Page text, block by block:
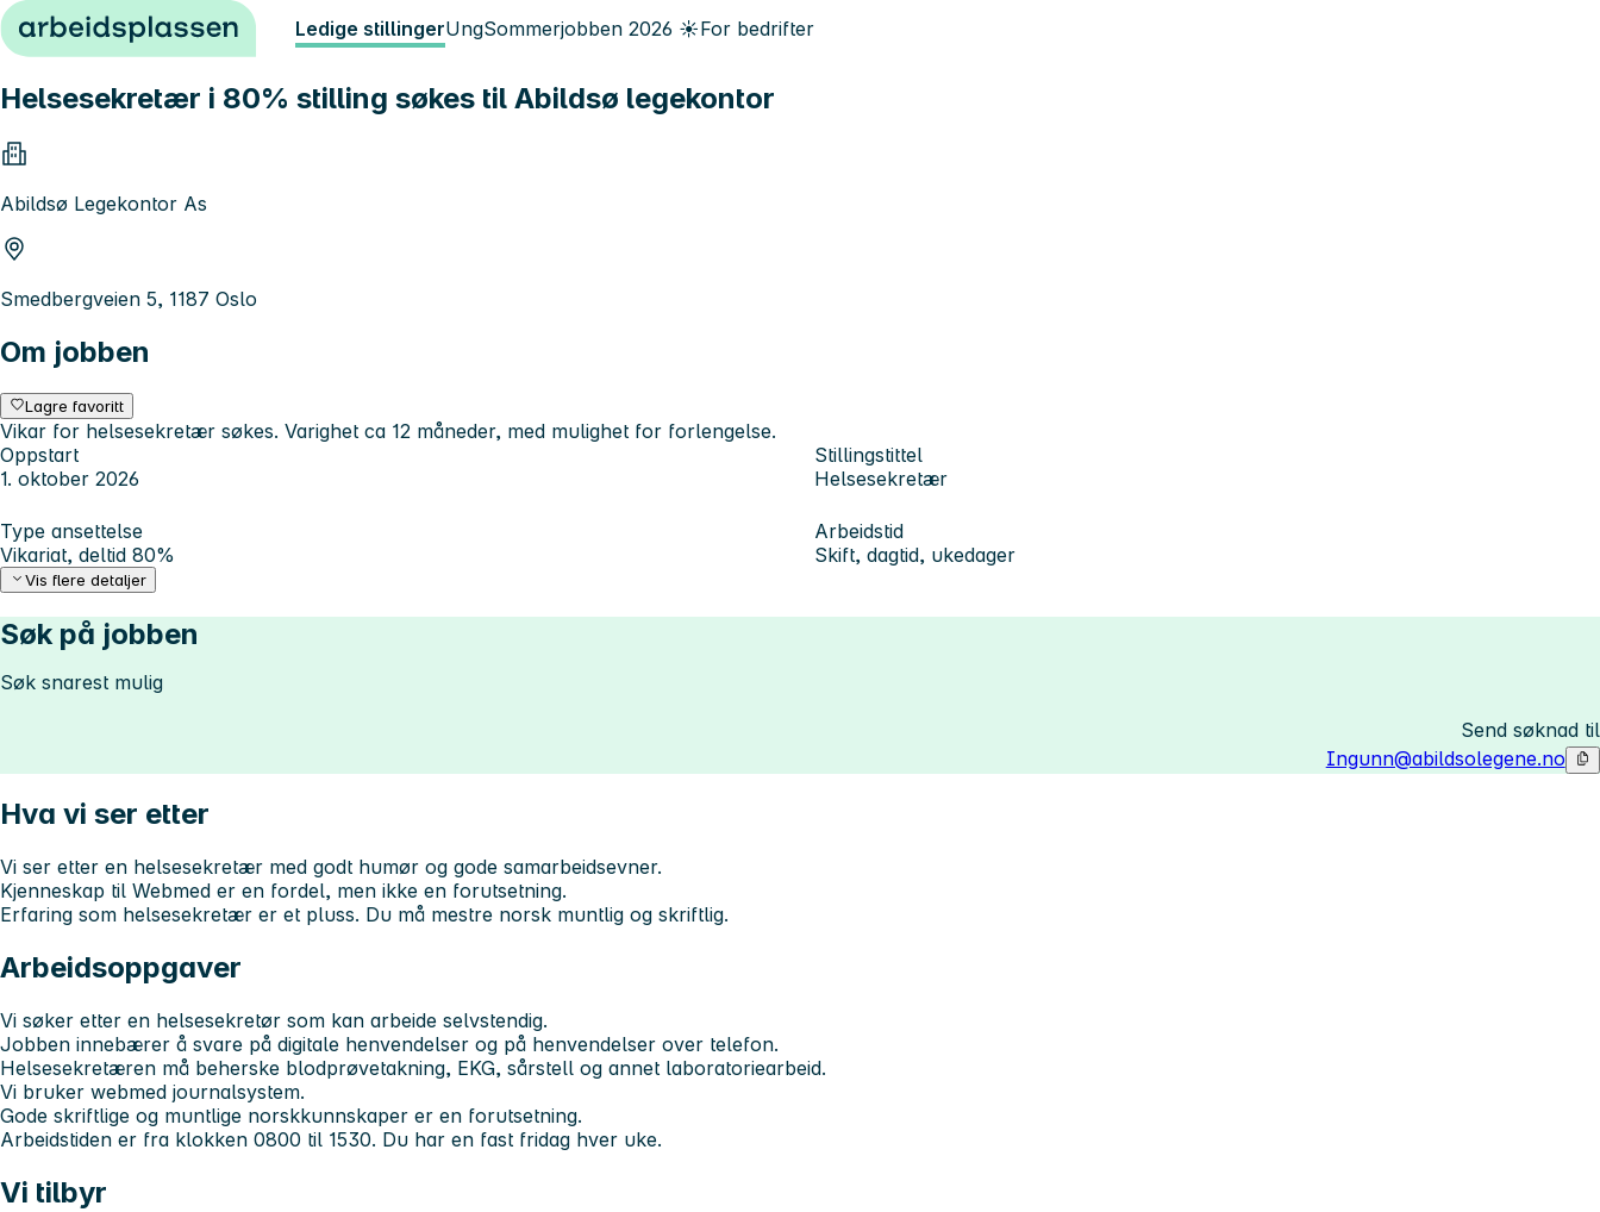
Hopp til innhold Ledige stillingerUngSommerjobben 2026 ☀️For bedrifter
Helsesekretær i 80% stilling søkes til Abildsø legekontor
Abildsø Legekontor As
Smedbergveien 5, 1187 Oslo
Om jobben
Lagre favoritt
Vikar for helsesekretær søkes. Varighet ca 12 måneder, med mulighet for forlengelse.
Oppstart
1. oktober 2026
Stillingstittel
Helsesekretær
Type ansettelse
Vikariat, deltid 80%
Arbeidstid
Skift, dagtid, ukedager
Vis flere detaljer
Søk på jobben
Søk snarest mulig
Send søknad til
Ingunn@abildsolegene.no
Hva vi ser etter
Vi ser etter en helsesekretær med godt humør og gode samarbeidsevner.
Kjenneskap til Webmed er en fordel, men ikke en forutsetning.
Erfaring som helsesekretær er et pluss. Du må mestre norsk muntlig og skriftlig.
Arbeidsoppgaver
Vi søker etter en helsesekretør som kan arbeide selvstendig.
Jobben innebærer å svare på digitale henvendelser og på henvendelser over telefon.
Helsesekretæren må beherske blodprøvetakning, EKG, sårstell og annet laboratoriearbeid.
Vi bruker webmed journalsystem.
Gode skriftlige og muntlige norskkunnskaper er en forutsetning.
Arbeidstiden er fra klokken 0800 til 1530. Du har en fast fridag hver uke.
Vi tilbyr